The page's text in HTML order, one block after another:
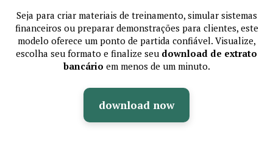
Seja para criar materiais de treinamento, simular sistemas
financeiros ou preparar demonstrações para clientes, este
modelo oferece um ponto de partida confiável. Visualize,
escolha seu formato e finalize seu download de extrato
bancário em menos de um minuto.
download now